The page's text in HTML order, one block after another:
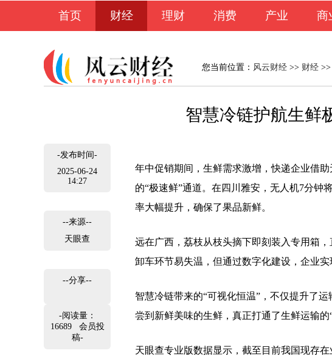
首页 财经 理财 消费 产业 商
您当前位置： 风云财经 >> 财经
智慧冷链护航生鲜
-发布时间-
2025-06-24
14:27
--来源--
天眼查
--分享--
-阅读量：
16689 会员投
稿-
年中促销期间，生鲜需求激增，快递企业借
的“极速鲜”通道。在四川雅安，无人机7分钟
率大幅提升，确保了果品新鲜。
远在广西，荔枝从枝头摘下即刻装入专用箱
卸车环节易失温，但通过数字化建设，企业
智慧冷链带来的“可视化恒温”，不仅提升了
尝到新鲜美味的生鲜，真正打通了生鲜运输的
天眼查专业版数据显示，截至目前我国现存